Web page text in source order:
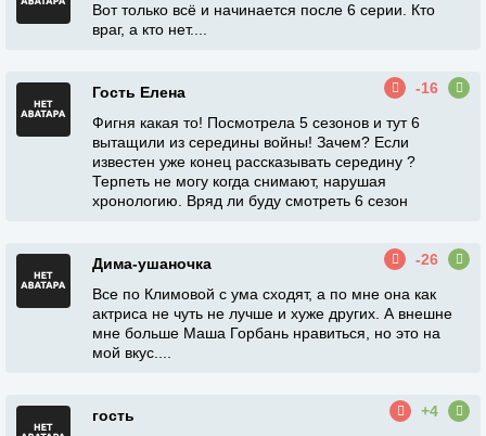
Вот только всё и начинается после 6 серии. Кто
враг, а кто нет....
Гость Елена
-16
Фигня какая то! Посмотрела 5 сезонов и тут 6
вытащили из середины войны! Зачем? Если
известен уже конец рассказывать середину ?
Терпеть не могу когда снимают, нарушая
хронологию. Вряд ли буду смотреть 6 сезон
Дима-ушаночка
-26
Все по Климовой с ума сходят, а по мне она как
актриса не чуть не лучше и хуже других. А внешне
мне больше Маша Горбань нравиться, но это на
мой вкус....
гость
+4